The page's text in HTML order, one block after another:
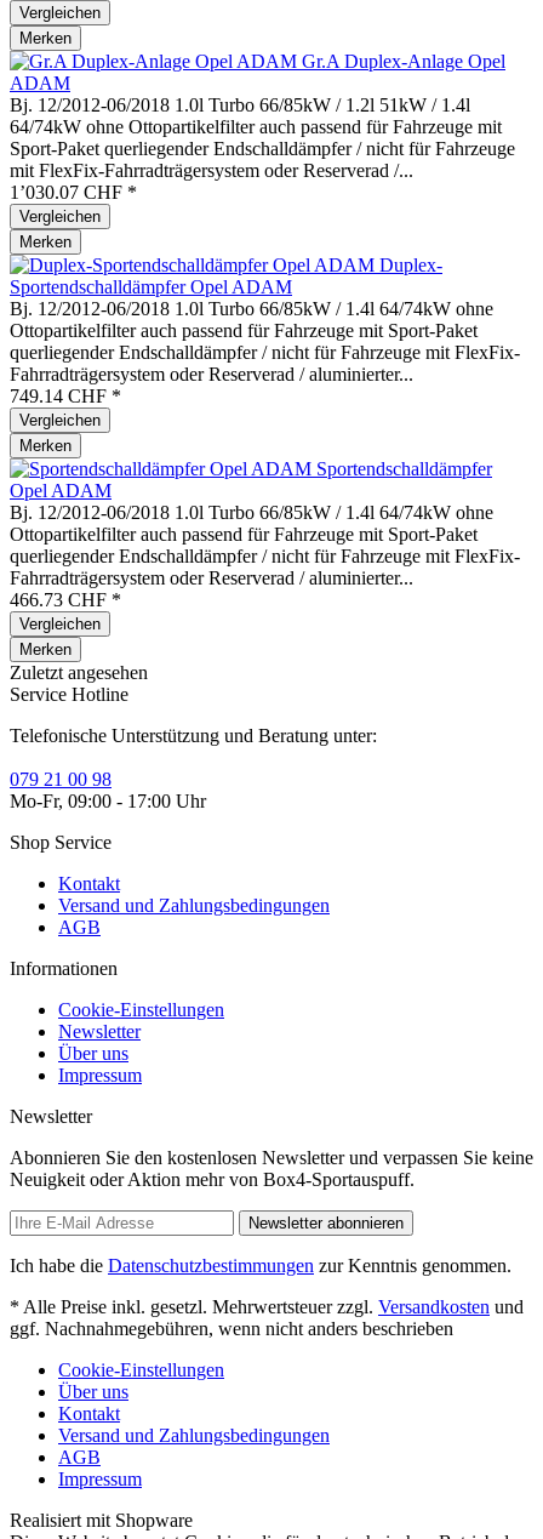
Vergleichen
Merken
Gr.A Duplex-Anlage Opel
ADAM
Bj. 12/2012-06/2018 1.0l Turbo 66/85kW / 1.2l 51kW / 1.4l
64/74kW ohne Ottopartikelfilter auch passend für Fahrzeuge mit
Sport-Paket querliegender Endschalldämpfer / nicht für Fahrzeuge
mit FlexFix-Fahrradträgersystem oder Reserverad /...
1’030.07 CHF *
Vergleichen
Merken
Duplex-
Sportendschalldämpfer Opel ADAM
Bj. 12/2012-06/2018 1.0l Turbo 66/85kW / 1.4l 64/74kW ohne
Ottopartikelfilter auch passend für Fahrzeuge mit Sport-Paket
querliegender Endschalldämpfer / nicht für Fahrzeuge mit FlexFix-
Fahrradträgersystem oder Reserverad / aluminierter...
749.14 CHF *
Vergleichen
Merken
Sportendschalldämpfer
Opel ADAM
Bj. 12/2012-06/2018 1.0l Turbo 66/85kW / 1.4l 64/74kW ohne
Ottopartikelfilter auch passend für Fahrzeuge mit Sport-Paket
querliegender Endschalldämpfer / nicht für Fahrzeuge mit FlexFix-
Fahrradträgersystem oder Reserverad / aluminierter...
466.73 CHF *
Vergleichen
Merken
Zuletzt angesehen
Service Hotline
Telefonische Unterstützung und Beratung unter:
079 21 00 98
Mo-Fr, 09:00 - 17:00 Uhr
Shop Service
Kontakt
Versand und Zahlungsbedingungen
AGB
Informationen
Cookie-Einstellungen
Newsletter
Über uns
Impressum
Newsletter
Abonnieren Sie den kostenlosen Newsletter und verpassen Sie keine
Neuigkeit oder Aktion mehr von Box4-Sportauspuff.
Newsletter abonnieren
Ich habe die Datenschutzbestimmungen zur Kenntnis genommen.
* Alle Preise inkl. gesetzl. Mehrwertsteuer zzgl. Versandkosten und
ggf. Nachnahmegebühren, wenn nicht anders beschrieben
Cookie-Einstellungen
Über uns
Kontakt
Versand und Zahlungsbedingungen
AGB
Impressum
Realisiert mit Shopware